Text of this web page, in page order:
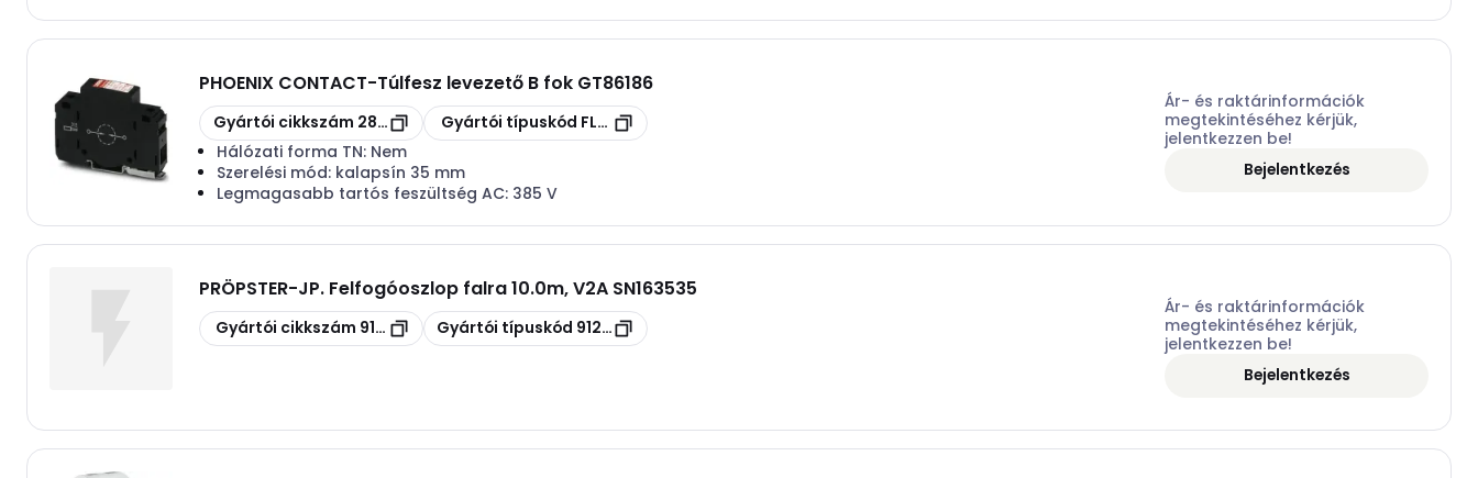
PHOENIX CONTACT-Túlfesz levezető B fok GT86186
Másolás
Gyártói cikkszám 2800110Másolás
Gyártói típuskód FLT 35-260
Hálózati forma TN: Nem
Szerelési mód: kalapsín 35 mm
Legmagasabb tartós feszültség AC: 385 V
Ár- és raktárinformációk
megtekintéséhez kérjük,
jelentkezzen be!
Bejelentkezés
PRÖPSTER-JP. Felfogóoszlop falra 10.0m, V2A SN163535
Másolás
Gyártói cikkszám 912013WMásolás
Gyártói típuskód 912013W
Ár- és raktárinformációk
megtekintéséhez kérjük,
jelentkezzen be!
Bejelentkezés